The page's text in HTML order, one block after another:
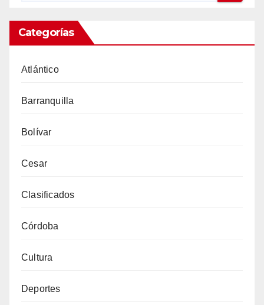
Categorías
Atlántico
Barranquilla
Bolívar
Cesar
Clasificados
Córdoba
Cultura
Deportes